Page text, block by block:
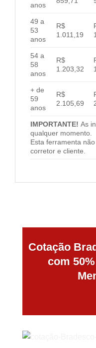
anos
49 a
53
anos
R$
1.011,19
54 a
58
anos
R$
1.203,32
+ de
59
anos
R$
2.105,69
IMPORTANTE! As
qualquer momento.
Esta ferramenta
corretor e cliente.
Cotação
com